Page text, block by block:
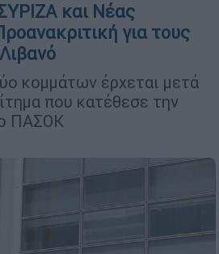
και Νέας
για τους
κομμάτων έρχεται μετά
που κατέθεσε την
ΠΑΣΟΚ